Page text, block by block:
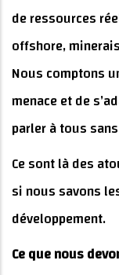
de ressources
offshore,
Nous comptons
menace et de
parler à tous
Ce sont là des
si nous savons
développement.
Ce que nous